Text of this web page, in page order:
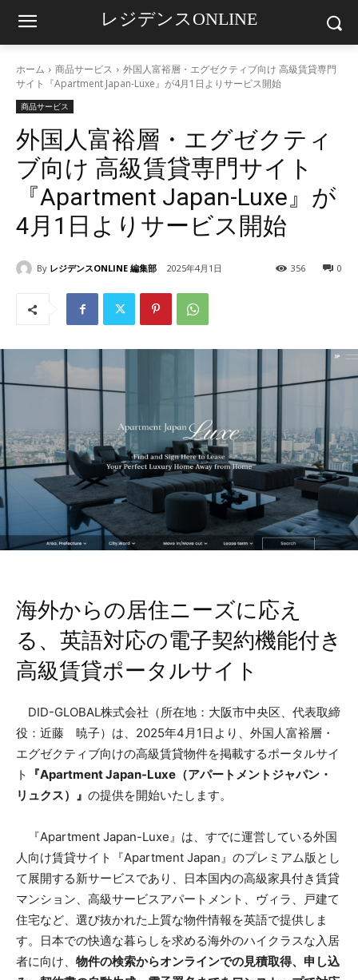
レジデンスONLINE
ホーム 商品サービス
外国人富裕層・エグゼクティブ向け 高級賃貸専門
サイト『Apartment Japan-Luxe』が4月1日よりサービス開始
商品サービス
外国人富裕層・エグゼクティ
ブ向け 高級賃貸専門サイト
『Apartment Japan-Luxe』が
4月1日よりサービス開始
By レジデンスONLINE 編集部 2025年4月1日 0
356
海外からの居住ニーズに応え
る、英語対応の電子契約機能付き
高級賃貸ポータルサイト
DID-GLOBAL株式会社（所在地：大阪市中央区、代表取締
役：近藤 暁子）は、2025年4月1日より、外国人富裕層・
エグゼクティブ向けの高級賃貸物件を掲載するポータルサイ
ト
『Apartment Japan-Luxe（アパートメントジャパン・
リュクス）』 の提供を開始いたします。
『Apartment Japan-Luxe』は、すでに運営している外国
人向け賃貸サイト『Apartment Japan』のプレミアム版とし
て展開する新サービスであり、日本国内の高級家具付き賃貸
マンション、高級サービスアパートメント、ヴィラ、戸建て
住宅など、選び抜かれた上質な物件情報を英語で提供しま
す。日本での快適な暮らしを求める海外のハイクラスな入居
者に向け、 物件の検索からオンラインでの見積取得、申し込